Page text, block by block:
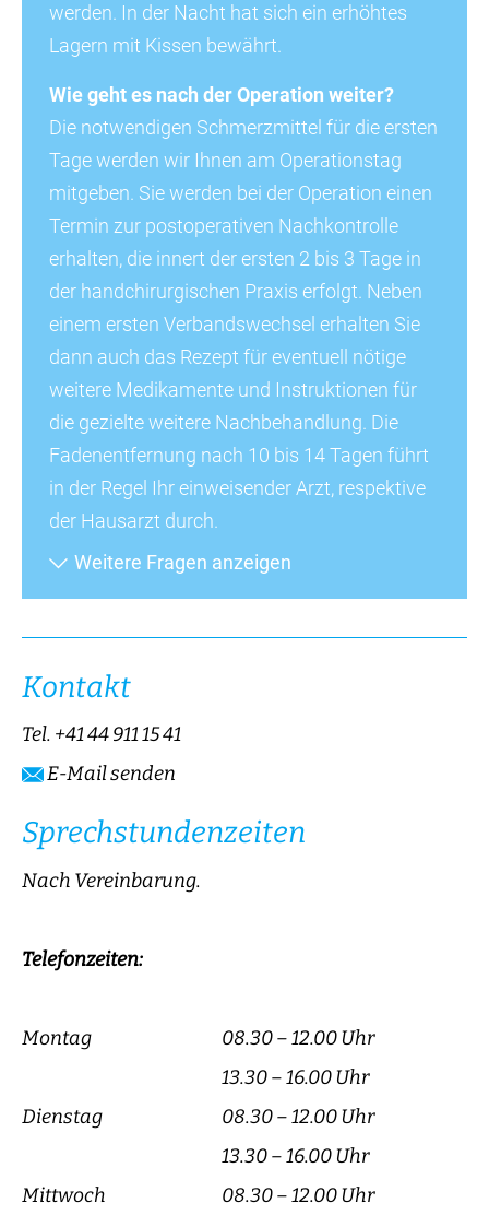
werden. In der Nacht hat sich ein erhöhtes
Lagern mit Kissen bewährt.
Wie geht es nach der Operation weiter?
Die notwendigen Schmerzmittel für die ersten
Tage werden wir Ihnen am Operationstag
mitgeben. Sie werden bei der Operation einen
Termin zur postoperativen Nachkontrolle
erhalten, die innert der ersten 2 bis 3 Tage in
der handchirurgischen Praxis erfolgt. Neben
einem ersten Verbandswechsel erhalten Sie
dann auch das Rezept für eventuell nötige
weitere Medikamente und Instruktionen für
die gezielte weitere Nachbehandlung. Die
Fadenentfernung nach 10 bis 14 Tagen führt
in der Regel Ihr einweisender Arzt, respektive
der Hausarzt durch.
Weitere Fragen anzeigen
Kontakt
Tel. +41 44 911 15 41
E-Mail senden
Sprechstundenzeiten
Nach Vereinbarung.
Telefonzeiten:
Montag
08.30 – 12.00 Uhr
13.30 – 16.00 Uhr
Dienstag
08.30 – 12.00 Uhr
13.30 – 16.00 Uhr
Mittwoch
08.30 – 12.00 Uhr